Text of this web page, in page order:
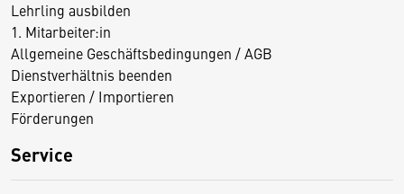
Lehrling ausbilden
1. Mitarbeiter:in
Allgemeine Geschäftsbedingungen / AGB
Dienstverhältnis beenden
Exportieren / Importieren
Förderungen
Service